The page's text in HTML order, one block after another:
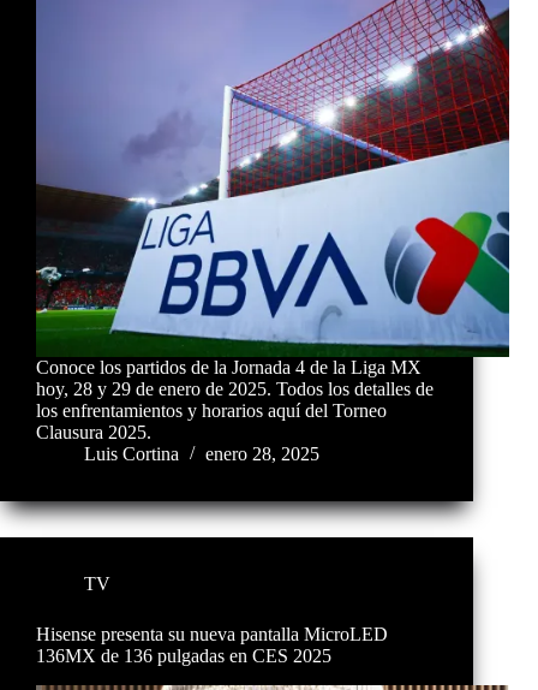
Conoce los partidos de la Jornada 4 de la Liga MX
hoy, 28 y 29 de enero de 2025. Todos los detalles de
los enfrentamientos y horarios aquí del Torneo
Clausura 2025.
Luis Cortina
enero 28, 2025
TV
Hisense presenta su nueva pantalla MicroLED
136MX de 136 pulgadas en CES 2025